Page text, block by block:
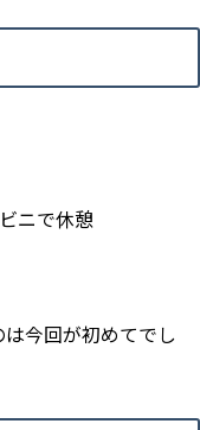
ニで休憩
今回が初めてでし